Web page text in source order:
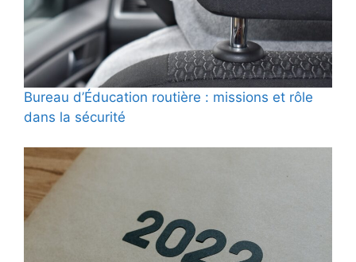
Bureau d’Éducation routière : missions et rôle
dans la sécurité